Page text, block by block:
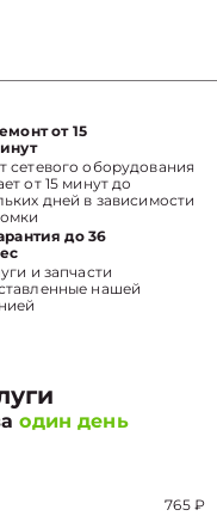
от 15
сетевого оборудования
от 15 минут до
дней в зависимости
до 36
и запчасти
нашей
один день
765 ₽